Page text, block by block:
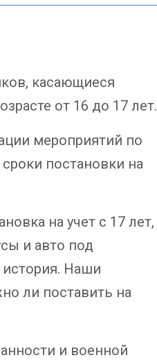
касающиеся
от 16 до 17 лет.
мероприятий по
постановки на
на учет с 17 лет,
и авто под
история. Наши
ли поставить на
и военной